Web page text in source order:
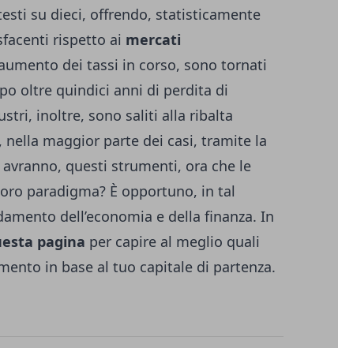
su dieci, offrendo, statisticamente
rispetto ai mercati
dei tassi in corso, sono tornati
oltre quindici anni di perdita di
inoltre, sono saliti alla ribalta
maggior parte dei casi, tramite la
questi strumenti, ora che le
paradigma? È opportuno, in tal
dell’economia e della finanza. In
pagina per capire al meglio quali
in base al tuo capitale di partenza.